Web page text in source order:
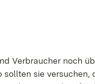
Verbraucher noch
sollten sie